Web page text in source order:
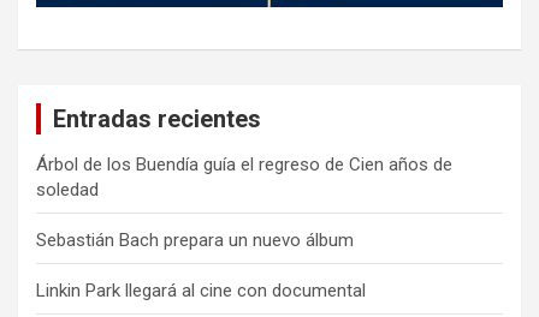
Entradas recientes
Árbol de los Buendía guía el regreso de Cien años de
soledad
Sebastián Bach prepara un nuevo álbum
Linkin Park llegará al cine con documental